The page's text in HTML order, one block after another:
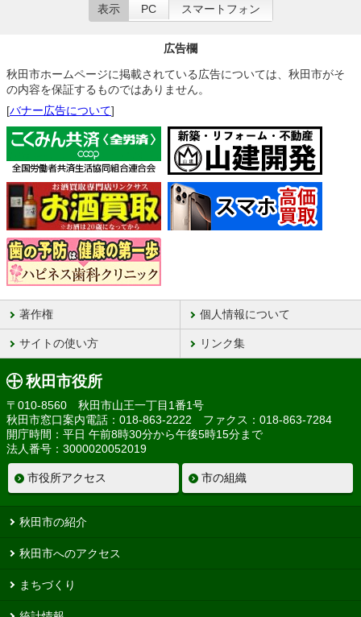
表示 PC スマートフォン
広告欄
秋田市ホームページに掲載されている広告については、秋田市がそ
の内容を保証するものではありません。
[バナー広告について]
著作権 個人情報について
サイトの使い方 リンク集
秋田市役所
〒010-8560 秋田市山王一丁目1番1号
秋田市窓口案内電話：018-863-2222 ファクス：018-863-7284
開庁時間：平日 午前8時30分から午後5時15分まで
法人番号：3000020052019
市役所アクセス 市の組織
秋田市の紹介
秋田市へのアクセス
まちづくり